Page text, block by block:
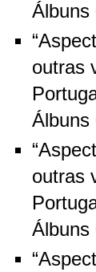
Álbuns
outras
Álbuns
outras
Álbuns